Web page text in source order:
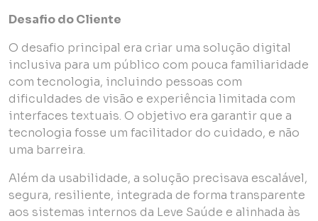
Desafio do Cliente
O desafio principal era criar uma solução digital
inclusiva para um público com pouca familiaridade
com tecnologia, incluindo pessoas com
dificuldades de visão e experiência limitada com
interfaces textuais. O objetivo era garantir que a
tecnologia fosse um facilitador do cuidado, e não
uma barreira.
Além da usabilidade, a solução precisava escalável,
segura, resiliente, integrada de forma transparente
aos sistemas internos da Leve Saúde e alinhada às